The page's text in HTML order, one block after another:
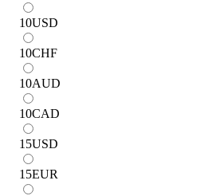
10USD
10CHF
10AUD
10CAD
15USD
15EUR